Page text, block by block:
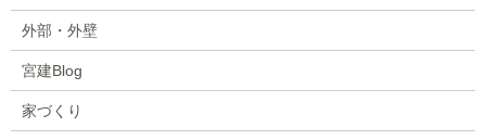
外部・外壁
宮建Blog
家づくり